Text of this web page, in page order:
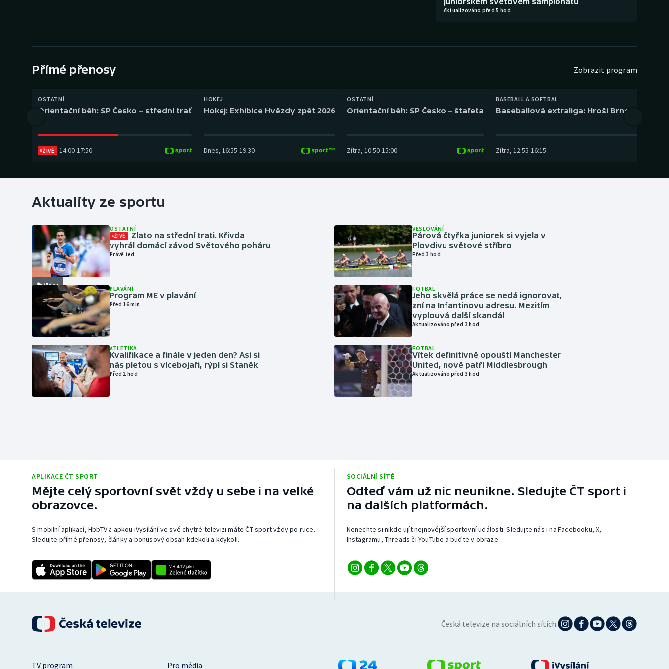
Ostatní
Aktualizováno před 5 hod
Přímé přenosy Zobrazit program
OSTATNÍ
Orientační běh: SP Česko – střední trať
ŽIVĚ 14:00-17:50
HOKEJ
Hokej: Exhibice Hvězdy zpět 2026
Dnes, 16:55-19:30
OSTATNÍ
Orientační běh: SP Česko – štafeta
Zítra, 10:50-15:00
BASEBALL A SOFTBAL
Baseballová extraliga: Hroši Brno – Eagles
Zítra, 12:55-16:15
Aktuality ze sportu
Video
OSTATNÍ
ŽIVĚ
Zlato na střední trati. Křivda
vyhrál domácí závod Světového poháru
Právě teď
PLAVÁNÍ
Program ME v plavání
Před 16 min
ATLETIKA
Kvalifikace a finále v jeden den? Asi si
nás pletou s vícebojaři, rýpl si Staněk
Před 2 hod
VESLOVÁNÍ
Párová čtyřka juniorek si vyjela v
Plovdivu světové stříbro
Před 3 hod
FOTBAL
Jeho skvělá práce se nedá ignorovat,
zní na Infantinovu adresu. Mezitím
vyplouvá další skandál
Aktualizováno před 3 hod
FOTBAL
Vítek definitivně opouští Manchester
United, nově patří Middlesbrough
Aktualizováno před 3 hod
APLIKACE ČT SPORT
Mějte celý sportovní svět vždy u sebe i na velké
obrazovce.
S mobilní aplikací, HbbTV a apkou iVysílání ve své chytré televizi máte ČT sport vždy po ruce.
Sledujte přímé přenosy, články a bonusový obsah kdekoli a kdykoli.
SOCIÁLNÍ SÍTĚ
Odteď vám už nic neunikne. Sledujte ČT sport i
na dalších platformách.
Nenechte si nikde ujít nejnovější sportovní události. Sledujte nás i na Facebooku, X,
Instagramu, Threads či YouTube a buďte v obraze.
Česká televize na sociálních sítích:
TV program Pro média